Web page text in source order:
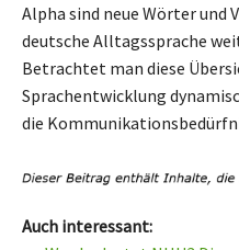
Alpha sind neue Wörter und
deutsche Alltagssprache
Betrachtet man diese
Sprachentwicklung
die
Auch interessant: